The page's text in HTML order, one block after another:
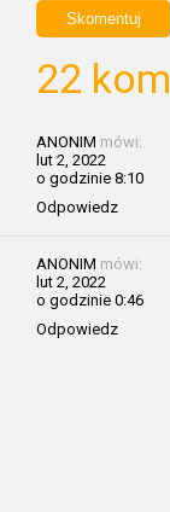
22
ANONIM mówi:
lut 2, 2022
o godzinie 8:10
Odpowiedz
ANONIM mówi:
lut 2, 2022
o godzinie 0:46
Odpowiedz